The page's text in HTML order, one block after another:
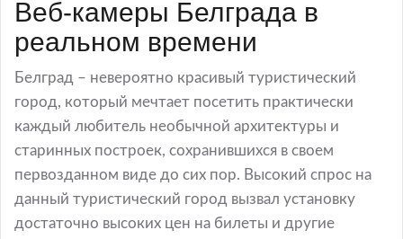
Веб-камеры Белграда в
реальном времени
Белград – невероятно красивый туристический
город, который мечтает посетить практически
каждый любитель необычной архитектуры и
старинных построек, сохранившихся в своем
первозданном виде до сих пор. Высокий спрос на
данный туристический город вызвал установку
достаточно высоких цен на билеты и другие